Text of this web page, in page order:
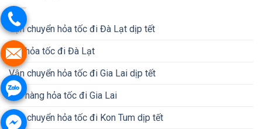
Vận chuyển hỏa tốc đi Đà Lạt dịp tết
Gửi hỏa tốc đi Đà Lạt
Vận chuyển hỏa tốc đi Gia Lai dịp tết
Gửi hàng hỏa tốc đi Gia Lai
Vận chuyển hỏa tốc đi Kon Tum dịp tết